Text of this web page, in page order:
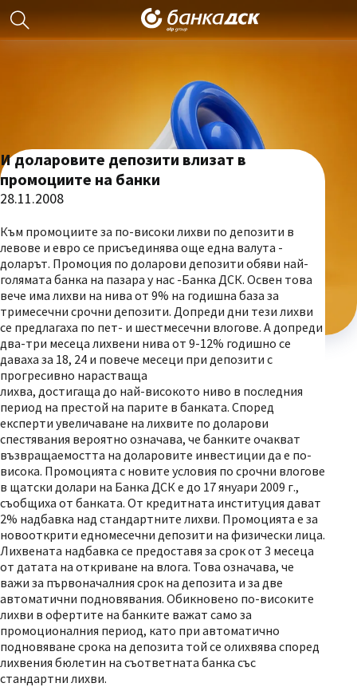
И доларовите депозити влизат в
промоциите на банки
28.11.2008
Към промоциите за по-високи лихви по депозити в
левове и евро се присъединява още една валута -
доларът. Промоция по доларови депозити обяви най-
голямата банка на пазара у нас -Банка ДСК. Освен това
вече има лихви на нива от 9% на годишна база за
тримесечни срочни депозити. Допреди дни тези лихви
се предлагаха по пет- и шестмесечни влогове. А допреди
два-три месеца лихвени нива от 9-12% годишно се
даваха за 18, 24 и повече месеци при депозити с
прогресивно нарастваща
лихва, достигаща до най-високото ниво в последния
период на престой на парите в банката. Според
експерти увеличаване на лихвите по доларови
спестявания вероятно означава, че банките очакват
възвращаемостта на доларовите инвестиции да е по-
висока. Промоцията с новите условия по срочни влогове
в щатски долари на Банка ДСК е до 17 януари 2009 г.,
съобщиха от банката. От кредитната институция дават
2% надбавка над стандартните лихви. Промоцията е за
новооткрити едномесечни депозити на физически лица.
Лихвената надбавка се предоставя за срок от 3 месеца
от датата на откриване на влога. Това означава, че
важи за първоначалния срок на депозита и за две
автоматични подновявания. Обикновено по-високите
лихви в офертите на банките важат само за
промоционалния период, като при автоматично
подновяване срока на депозита той се олихвява според
лихвения бюлетин на съответната банка със
стандартни лихви.